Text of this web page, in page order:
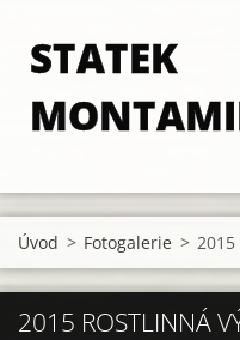
STATEK
Úvod > Fotogalerie >
2015 ROSTLINNÁ